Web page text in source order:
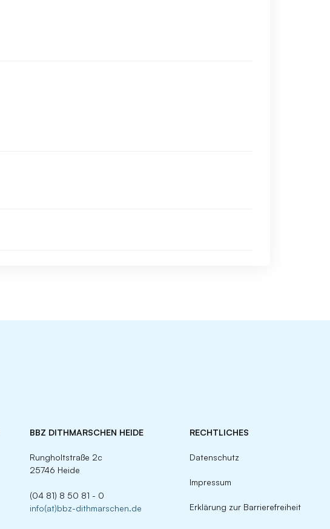
BBZ DITHMARSCHEN HEIDE
Rungholtstraße 2c
25746 Heide
(04 81) 8 50 81 - 0
info(at)bbz-dithmarschen.de
RECHTLICHES
Datenschutz
Impressum
Erklärung zur Barrierefreiheit